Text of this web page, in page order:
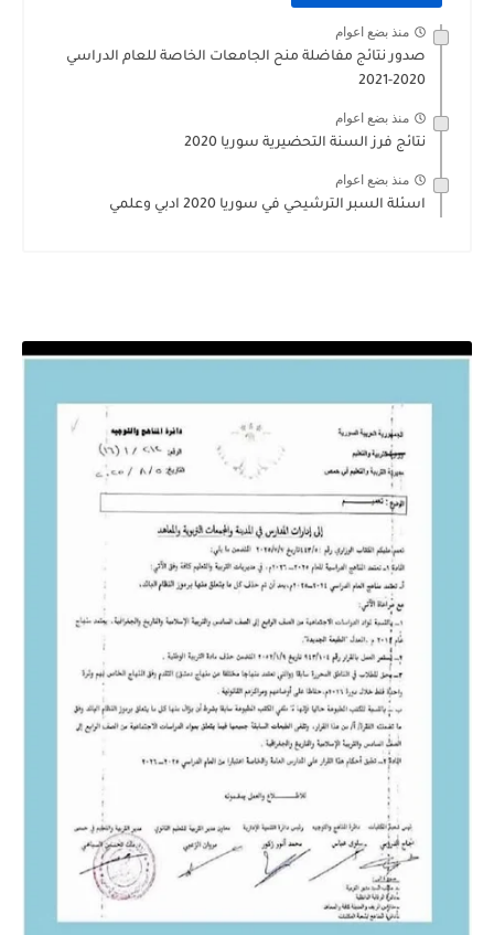
منذ بضع اعوام
صدور نتائج مفاضلة منح الجامعات الخاصة للعام الدراسي
2020-2021
منذ بضع اعوام
نتائج فرز السنة التحضيرية سوريا 2020
منذ بضع اعوام
اسئلة السبر الترشيحي في سوريا 2020 ادبي وعلمي